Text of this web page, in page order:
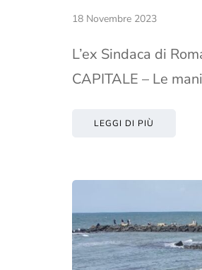
18 Novembre 2023
L’ex Sindaca di
CAPITALE – Le
LEGGI DI PIÙ